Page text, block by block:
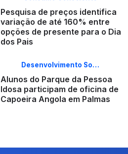
Pesquisa de preços identifica
variação de até 160% entre
opções de presente para o Dia
dos Pais
Desenvolvimento So…
Alunos do Parque da Pessoa
Idosa participam de oficina de
Capoeira Angola em Palmas